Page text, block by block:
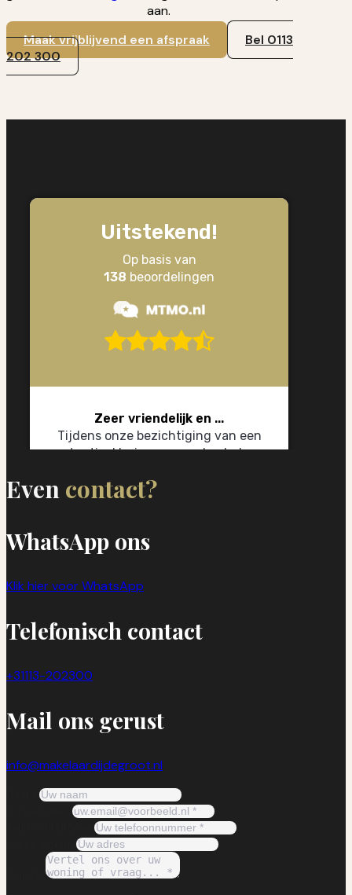
aan.
Maak vrijblijvend een afspraak
Bel 0113
202 300
Even contact?
WhatsApp ons
Klik hier voor WhatsApp
Telefonisch contact
+31113-202300
Mail ons gerust
info@makelaardijdegroot.nl